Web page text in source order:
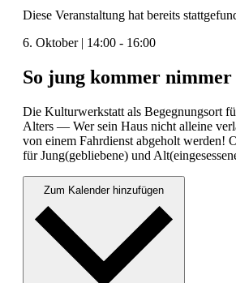
Diese Veranstaltung hat bereits
6. Oktober | 14:00 - 16:00
So jung kommer nimmer
Die Kul­tur­w­erk­statt als Begeg­nung­sort
Alters — Wer sein Haus nicht alleine
von einem Fahr­di­enst abge­holt wer­den!
für Jung(gebliebene) und